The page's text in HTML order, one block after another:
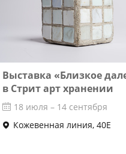
Выставка «Близкое
в Стрит арт хранении
18 июля – 14 сентября
Кожевенная линия, 40Е